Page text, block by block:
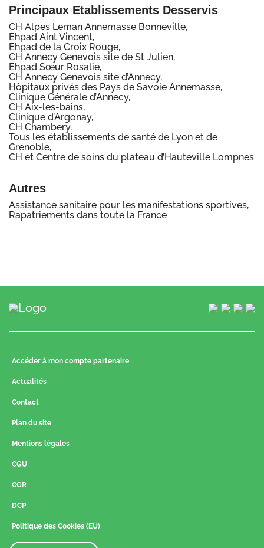
Principaux Etablissements Desservis
CH Alpes Leman Annemasse Bonneville,
Ehpad Aint Vincent,
Ehpad de la Croix Rouge,
CH Annecy Genevois site de St Julien,
Ehpad Sœur Rosalie,
CH Annecy Genevois site d’Annecy,
Hôpitaux privés des Pays de Savoie Annemasse,
Clinique Générale d’Annecy,
CH Aix-les-bains,
Clinique d’Argonay,
CH Chambery,
Tous les établissements de santé de Lyon et de
Grenoble,
CH et Centre de soins du plateau d’Hauteville Lompnes
Autres
Assistance sanitaire pour les manifestations sportives,
Rapatriements dans toute la France
Accéder à mon compte partenaire
Actualités
Contact
Plan du site
Mentions légales
CGU
CGR
DCP
Politique des Cookies (EU)